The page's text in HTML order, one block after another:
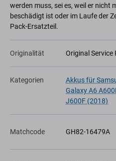
werden muss, sei es, weil er nicht
beschädigt ist oder im Laufe der
Pack-Ersatzteil.
Originalität Original Service
Kategorien Akkus für
Galaxy A6
J600F (2018)
Matchcode GH82-16479A